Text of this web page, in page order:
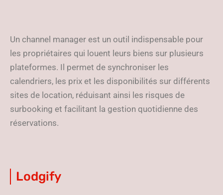
Un channel manager est un outil indispensable pour
les propriétaires qui louent leurs biens sur plusieurs
plateformes. Il permet de synchroniser les
calendriers, les prix et les disponibilités sur différents
sites de location, réduisant ainsi les risques de
surbooking et facilitant la gestion quotidienne des
réservations.
Lodgify